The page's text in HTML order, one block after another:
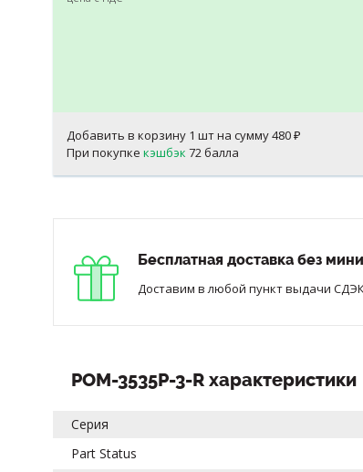
Добавить в корзину 1 шт на сумму480 ₽
При покупкекэшбэк 72 балла
Бесплатная доставка без
Доставим в любой пункт выдачи
POM-3535P-3-R характеристики
Серия
Part Status